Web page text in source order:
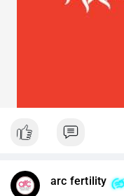
arc fertility